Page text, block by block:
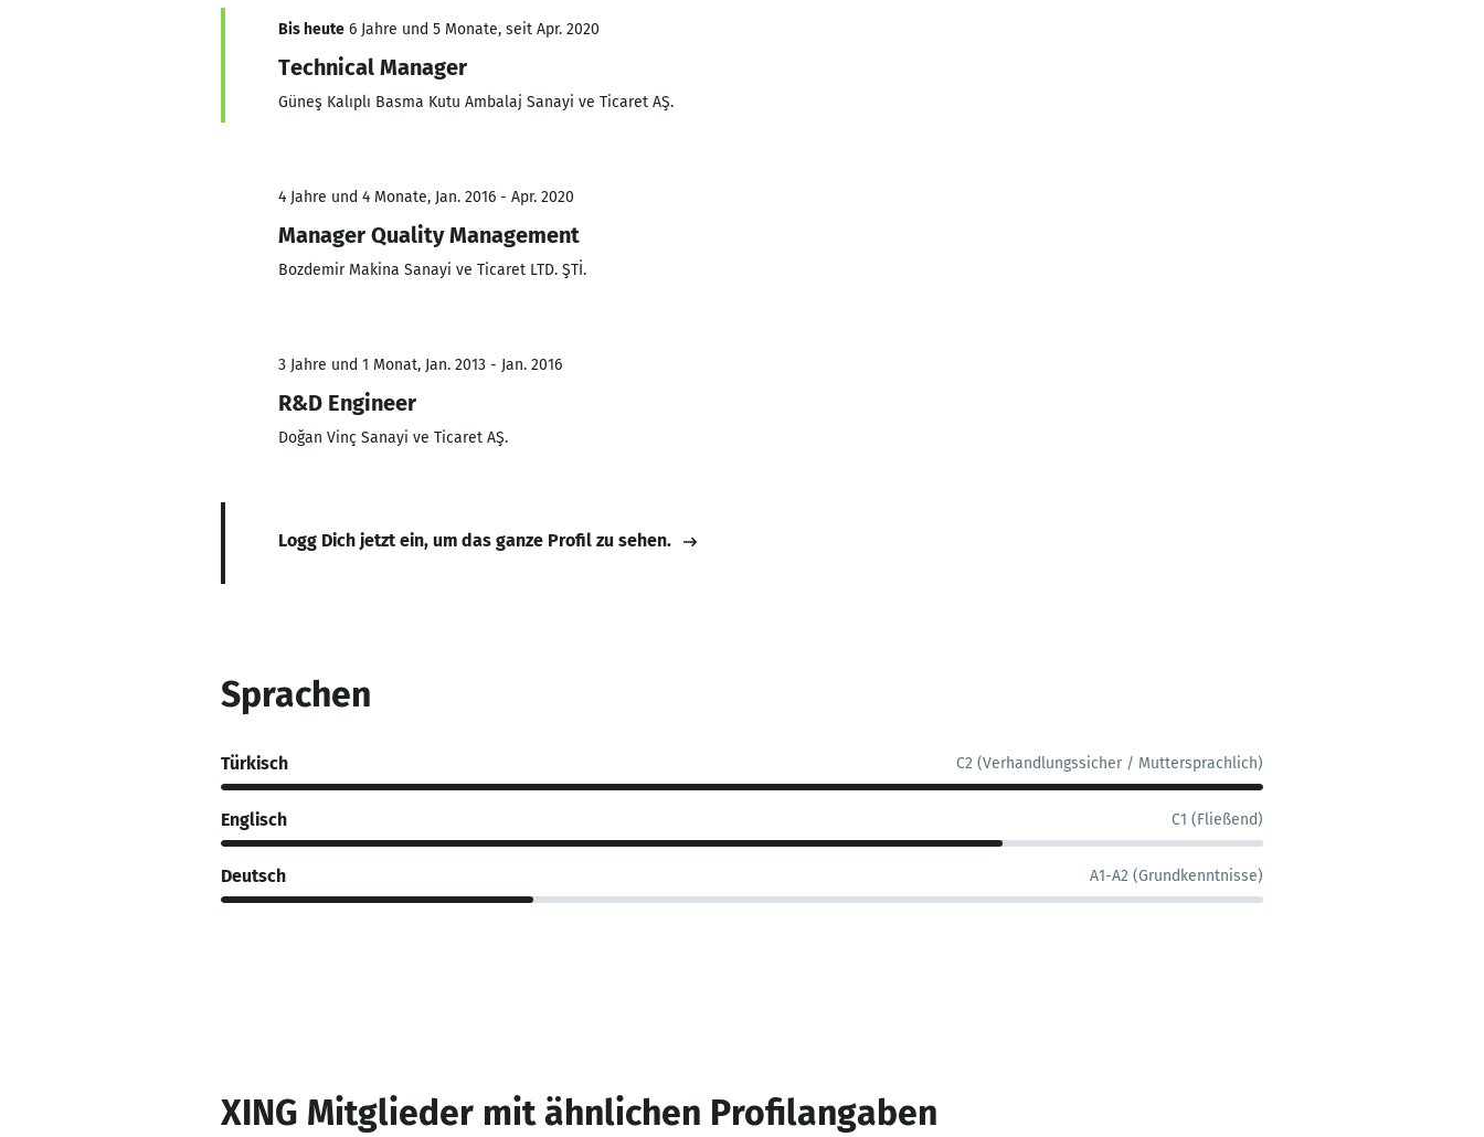
Bis heute 6 Jahre und 5 Monate, seit Apr. 2020
Technical Manager
Güneş Kalıplı Basma Kutu Ambalaj Sanayi ve Ticaret AŞ.
4 Jahre und 4 Monate, Jan. 2016 - Apr. 2020
Manager Quality Management
Bozdemir Makina Sanayi ve Ticaret LTD. ŞTİ.
3 Jahre und 1 Monat, Jan. 2013 - Jan. 2016
R&D Engineer
Doğan Vinç Sanayi ve Ticaret AŞ.
Logg Dich jetzt ein, um das ganze Profil zu sehen.
Sprachen
Türkisch C2 (Verhandlungssicher / Muttersprachlich)
Englisch C1 (Fließend)
Deutsch A1-A2 (Grundkenntnisse)
XING Mitglieder mit ähnlichen Profilangaben